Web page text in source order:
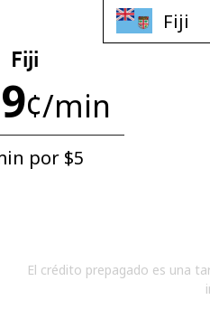
Fiji
¢/min
por ⁦$5⁩
El crédito prepagado es una